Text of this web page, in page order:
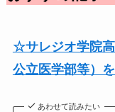
☆サレジオ学院
公立医学部等）
あわせて読みたい